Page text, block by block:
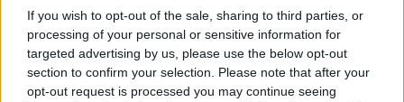
If you wish to opt-out of the sale, sharing to third parties, or
processing of your personal or sensitive information for
targeted advertising by us, please use the below opt-out
section to confirm your selection. Please note that after your
opt-out request is processed you may continue seeing
Η λοίμωξη του ουροποιητικού συστήματος, που
επεκτείνεται στους νεφρούς ονομάζεται οξεία
πυελονεφρίτιδα.